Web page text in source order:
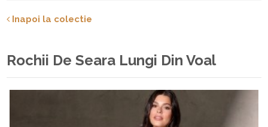
Inapoi la colectie
Rochii De Seara Lungi Din Voal